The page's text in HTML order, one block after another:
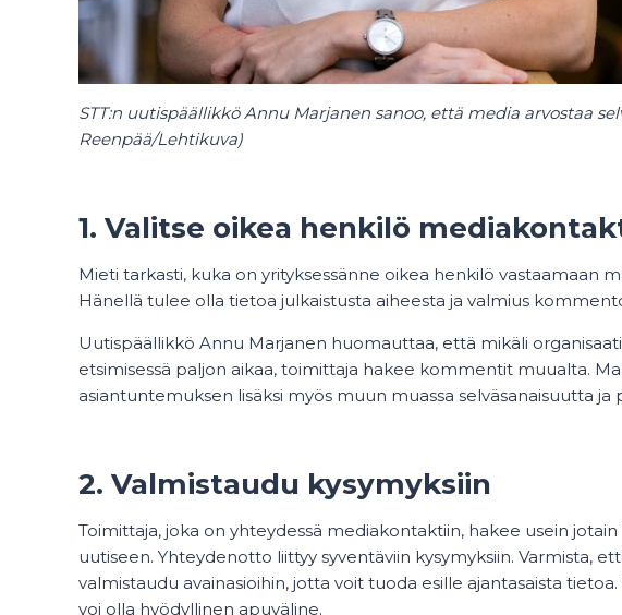
STT:n uutispäällikkö Annu Marjanen sanoo, että media arvostaa
Reenpää/Lehtikuva)
1. Valitse oikea henkilö
Mieti tarkasti, kuka on yrityksessänne oikea henkilö vastaamaan
Hänellä tulee olla tietoa julkaistusta aiheesta ja valmius
Uutispäällikkö Annu Marjanen huomauttaa, että mikäli
etsimisessä paljon aikaa, toimittaja hakee kommentit muualta.
asiantuntemuksen lisäksi myös muun muassa selväsanaisuutta ja
2. Valmistaudu kysymyksiin
Toimittaja, joka on yhteydessä mediakontaktiin, hakee usein
uutiseen. Yhteydenotto liittyy syventäviin kysymyksiin. Varmista,
valmistaudu avainasioihin, jotta voit tuoda esille ajantasaista
voi olla hyödyllinen apuväline.